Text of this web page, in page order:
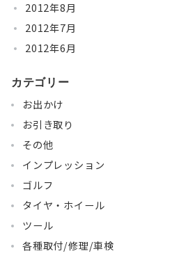
2012年8月
2012年7月
2012年6月
カテゴリー
お出かけ
お引き取り
その他
インプレッション
ゴルフ
タイヤ・ホイール
ツール
各種取付/修理/車検